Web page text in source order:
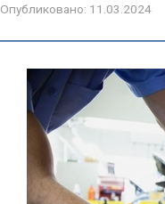
Опубликовано: 11.03.2024